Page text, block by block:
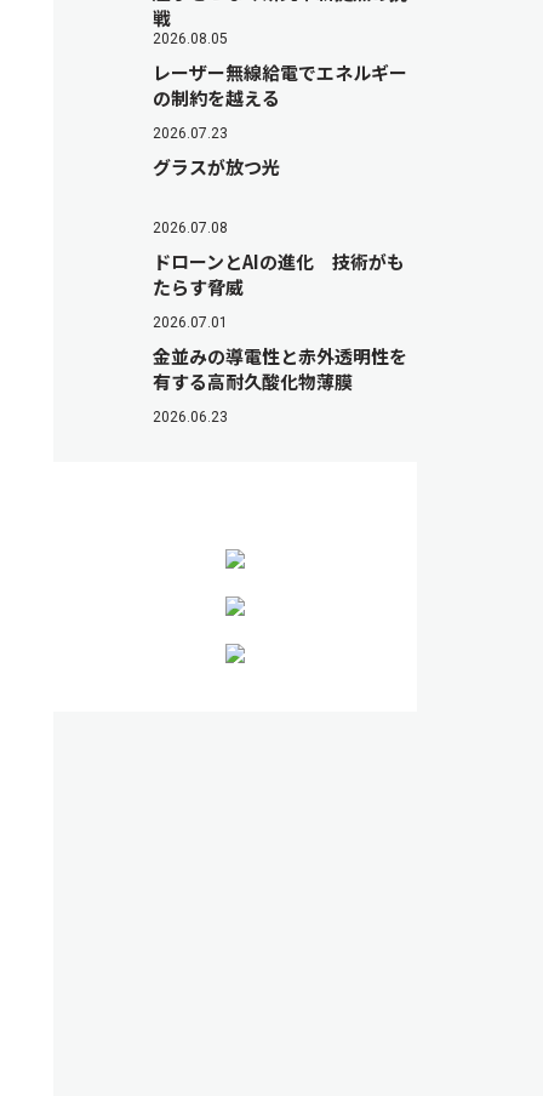
戦
2026.08.05
レーザー無線給電でエネルギー
の制約を越える
2026.07.23
グラスが放つ光
2026.07.08
ドローンとAIの進化 技術がも
たらす脅威
2026.07.01
金並みの導電性と赤外透明性を
有する高耐久酸化物薄膜
2026.06.23